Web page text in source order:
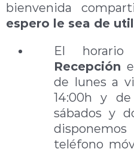
bienvenida
espero le sea de
El
Recepción
de lunes a
14:00h y de
sábados y
teléfono